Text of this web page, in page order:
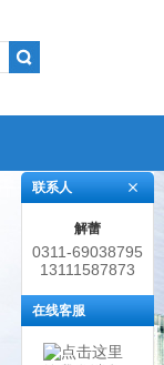
联系人
解蕾
0311-69038795
13111587873
在线客服